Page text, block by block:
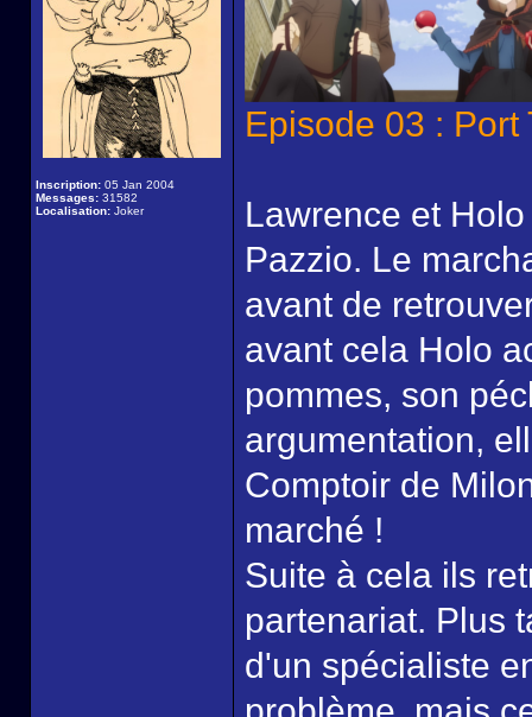
Inscription: 05 Jan 2004
Messages: 31582
Localisation: Joker
Episode 03 : Port
Lawrence et
Pazzio. Le
avant de
avant cela Holo
pommes, son
argumentation,
Comptoir de
marché !
Suite à cela ils
partenariat. Plus
d'un spécialiste